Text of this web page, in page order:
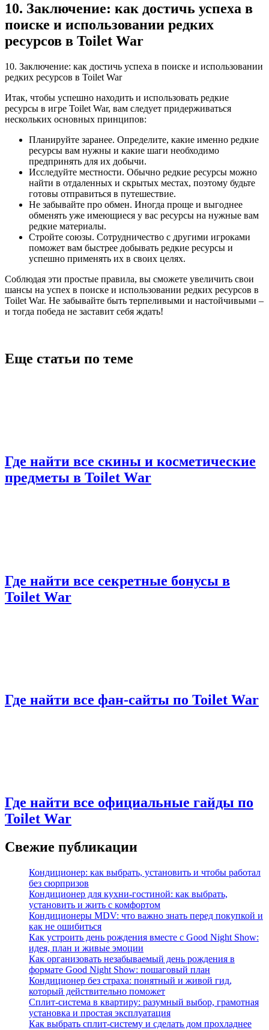
10. Заключение: как достичь успеха в
поиске и использовании редких
ресурсов в Toilet War
10. Заключение: как достичь успеха в поиске и использовании
редких ресурсов в Toilet War
Итак, чтобы успешно находить и использовать редкие
ресурсы в игре Toilet War, вам следует придерживаться
нескольких основных принципов:
Планируйте заранее. Определите, какие именно редкие
ресурсы вам нужны и какие шаги необходимо
предпринять для их добычи.
Исследуйте местности. Обычно редкие ресурсы можно
найти в отдаленных и скрытых местах, поэтому будьте
готовы отправиться в путешествие.
Не забывайте про обмен. Иногда проще и выгоднее
обменять уже имеющиеся у вас ресурсы на нужные вам
редкие материалы.
Стройте союзы. Сотрудничество с другими игроками
поможет вам быстрее добывать редкие ресурсы и
успешно применять их в своих целях.
Соблюдая эти простые правила, вы сможете увеличить свои
шансы на успех в поиске и использовании редких ресурсов в
Toilet War. Не забывайте быть терпеливыми и настойчивыми –
и тогда победа не заставит себя ждать!
Еще статьи по теме
Где найти все скины и косметические
предметы в Toilet War
Где найти все секретные бонусы в
Toilet War
Где найти все фан-сайты по Toilet War
Где найти все официальные гайды по
Toilet War
Свежие публикации
Кондиционер: как выбрать, установить и чтобы работал
без сюрпризов
Кондиционер для кухни‑гостиной: как выбрать,
установить и жить с комфортом
Кондиционеры MDV: что важно знать перед покупкой и
как не ошибиться
Как устроить день рождения вместе с Good Night Show:
идея, план и живые эмоции
Как организовать незабываемый день рождения в
формате Good Night Show: пошаговый план
Кондиционер без страха: понятный и живой гид,
который действительно поможет
Сплит-система в квартиру: разумный выбор, грамотная
установка и простая эксплуатация
Как выбрать сплит‑систему и сделать дом прохладнее